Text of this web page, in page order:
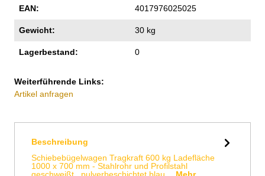
EAN: 4017976025025
Gewicht: 30 kg
Lagerbestand: 0
Weiterführende Links:
Artikel anfragen
Beschreibung
Schiebebügelwagen Tragkraft 600 kg Ladefläche
1000 x 700 mm - Stahlrohr und Profilstahl
geschweißt, pulverbeschichtet blau… Mehr